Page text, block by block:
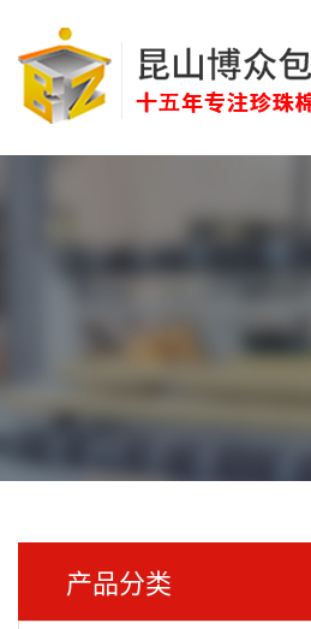
产品分类